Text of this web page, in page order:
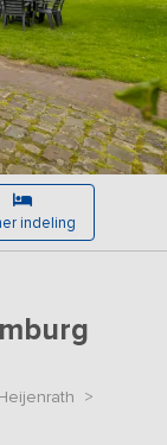
indeling
>